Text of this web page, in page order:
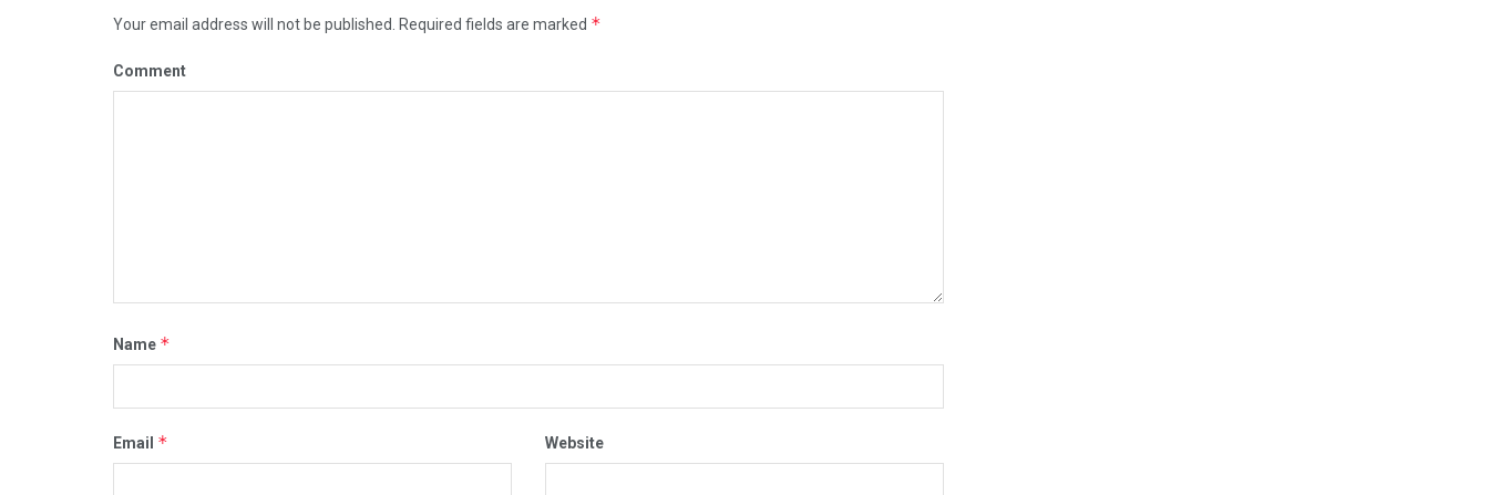
Your email address will not be published. Required fields are marked *
Comment
Name *
Email * Website